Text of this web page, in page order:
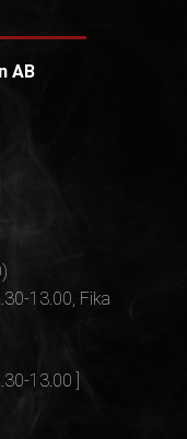
AB
13.00, Fika
13.00 ]